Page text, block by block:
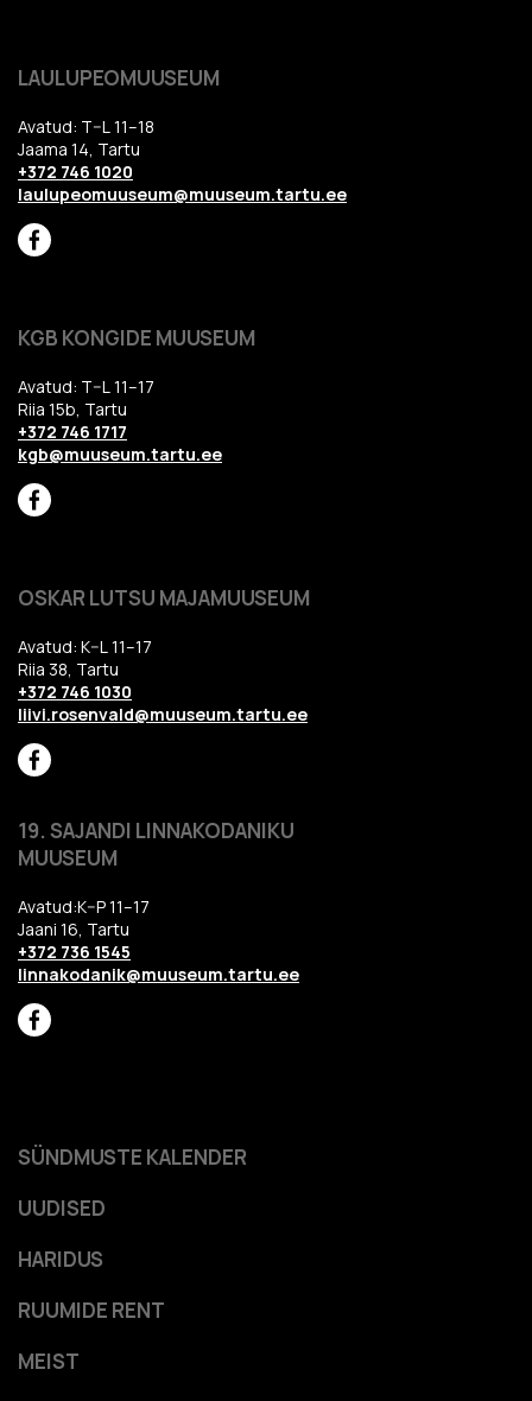
LAULUPEOMUUSEUM
Avatud: T–L 11–18
Jaama 14, Tartu
+372 746 1020
laulupeomuuseum@muuseum.tartu.ee
KGB KONGIDE MUUSEUM
Avatud: T–L 11–17
Riia 15b, Tartu
+372 746 1717
kgb@muuseum.tartu.ee
OSKAR LUTSU MAJAMUUSEUM
Avatud: K–L 11–17
Riia 38, Tartu
+372 746 1030
liivi.rosenvald@muuseum.tartu.ee
19. SAJANDI LINNAKODANIKU
MUUSEUM
Avatud:K–P 11–17
Jaani 16, Tartu
+372 736 1545
linnakodanik@muuseum.tartu.ee
HARIDUS
RUUMIDE RENT
MEIST
SÜNDMUSTE KALENDER
UUDISED